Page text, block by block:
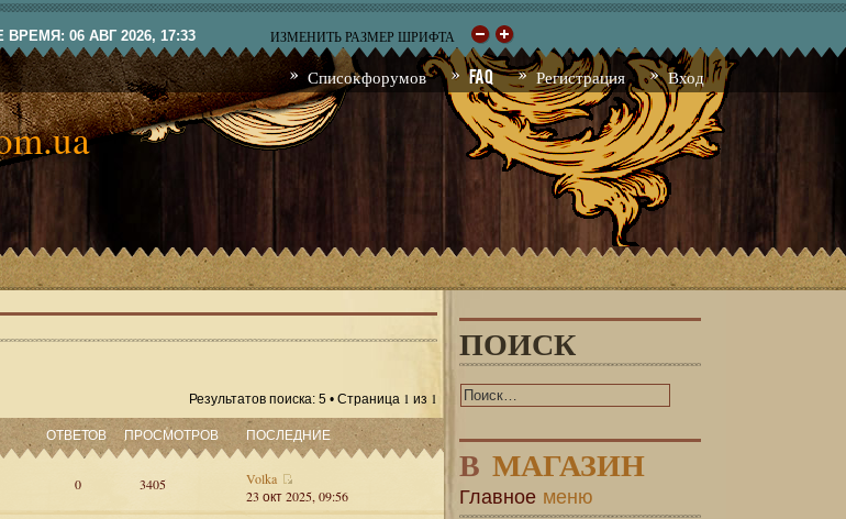
06 АВГ 2026, 17:33 ИЗМЕНИТЬ РАЗМЕР ШРИФТА
Список форумов FAQ Регистрация Вход
Результатов поиска: 5 • Страница 1 из 1
ОТВЕТОВ ПРОСМОТРОВ ПОСЛЕДНИЕ
0 3405
Volka
23 окт 2025, 09:56
ПОИСК
В МАГАЗИН
Главное меню